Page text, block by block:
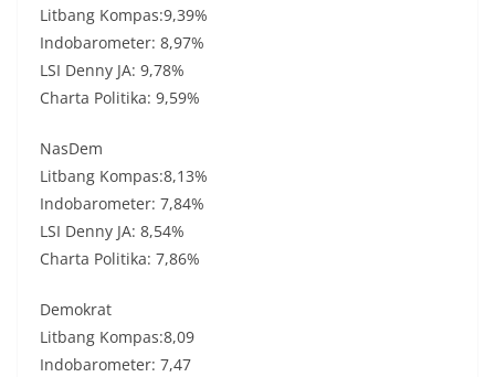
Litbang Kompas:9,39%
Indobarometer: 8,97%
LSI Denny JA: 9,78%
Charta Politika: 9,59%
NasDem
Litbang Kompas:8,13%
Indobarometer: 7,84%
LSI Denny JA: 8,54%
Charta Politika: 7,86%
Demokrat
Litbang Kompas:8,09
Indobarometer: 7,47